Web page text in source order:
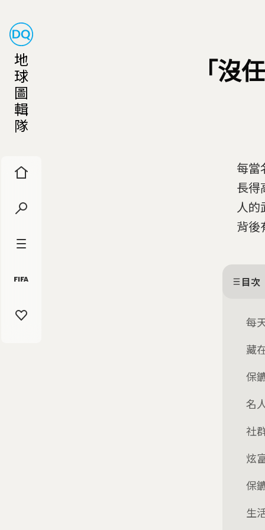
地
球
圖
輯
隊
「沒
每當
長得
人的
背後
目次
每
藏
保
名
社
炫
保
生